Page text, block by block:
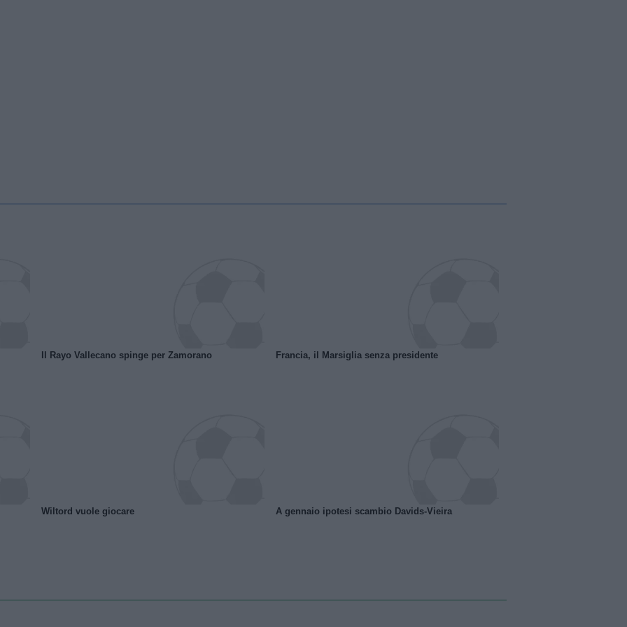
Il Rayo Vallecano spinge per Zamorano Francia, il Marsiglia senza presidente
Wiltord vuole giocare A gennaio ipotesi scambio Davids-Vieira